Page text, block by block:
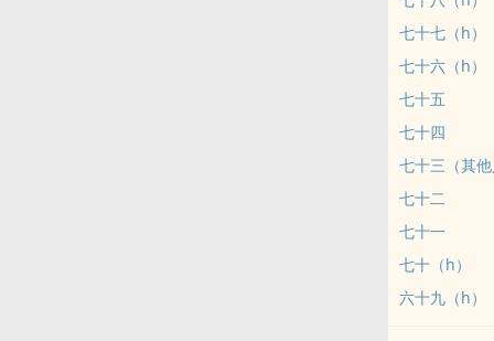
七十七（h）
七十六（h）
七十五
七十四
七十三（其
七十二
七十一
七十（h）
六十九（h）